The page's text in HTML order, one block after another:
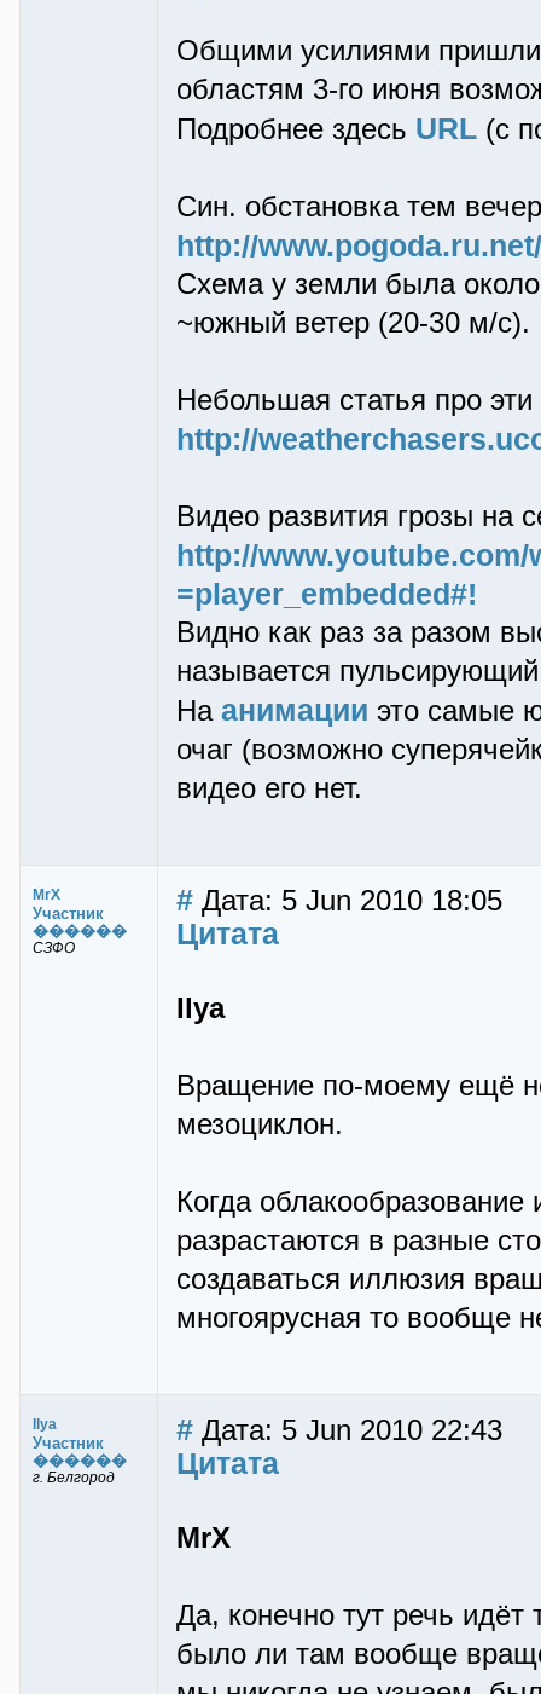
Общими усилиями пришли
областям 3-го июня
Подробнее здесь URL (с
Син. обстановка тем
http://
Схема у земли была
~южный ветер (20-30 м/с).
Небольшая статья про эти
http://
Видео развития грозы на
http://
=player_embedded#!
Видно как раз за разом
называется
На анимации это самые
очаг (возможно
видео его нет.
MrX
Участник
������
СЗФО
# Дата: 5 Jun 2010 18:05
Цитата
Ilya
Вращение по-моему ещё
мезоциклон.
Когда облакообразование
разрастаются в разные
создаваться иллюзия
многоярусная то вообще
Ilya
Участник
������
г. Белгород
# Дата: 5 Jun 2010 22:43
Цитата
MrX
Да, конечно тут речь
было ли там вообще